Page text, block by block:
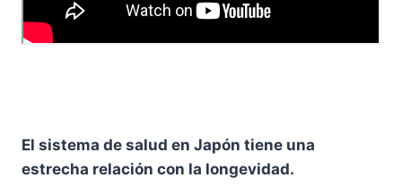
El sistema de salud en Japón tiene una
estrecha relación con la longevidad.